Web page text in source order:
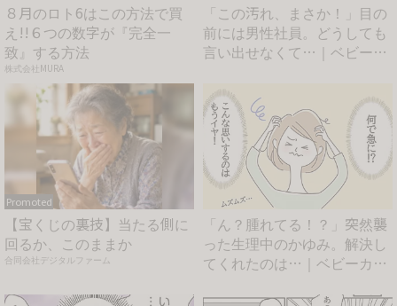
８月のロト6はこの方法で買
え!!６つの数字が『完全一
致』する方法
株式会社MURA
「この汚れ、まさか！」目の
前には男性社員。どうしても
言い出せなくて…｜ベビーカ
Promoted
【宝くじの裏技】当たる側に
回るか、このままか
合同会社デジタルファーム
「ん？腫れてる！？」突然襲
った生理中のかゆみ。解決し
てくれたのは…｜ベビーカレ